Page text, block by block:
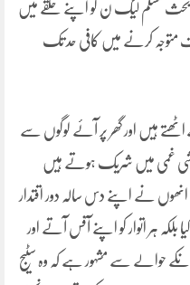
بحث مسلم لیگ ن کو اپنے حلقے میں
متوجہ کرنے میں کافی حد تک
ہیں اور گھر پر آئے لوگوں سے
خوشی غمی میں شریک ہوتے ہیں
نے اپنے دس سالہ دور اقتدار
بلکہ ہر اتوار کو اپنے آفس آتے اور
حوالے سے مشہور ہے کہ وہ سٹیج